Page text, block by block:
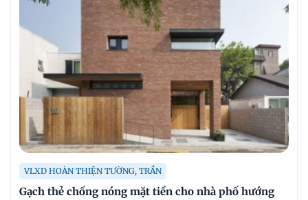
VLXD HOÀN THIỆN TƯỜNG, TRẦN
Gạch thẻ chống nóng mặt tiền cho nhà phố hướng